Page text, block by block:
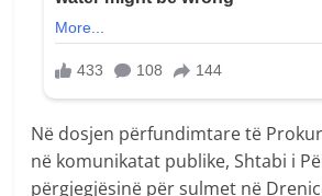
Në dosjen përfundimtare të
në komunikatat publike, Shtabi i
përgjegjësinë për sulmet në